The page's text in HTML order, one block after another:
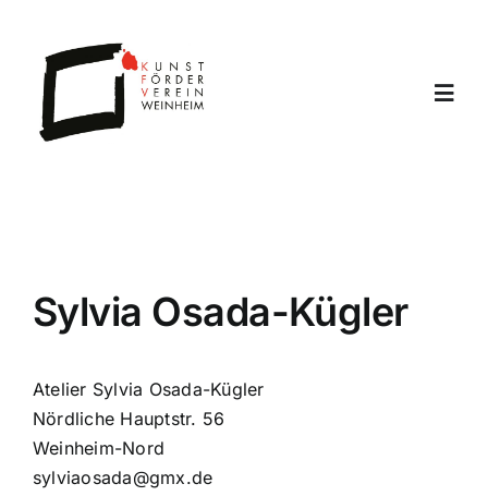
springen
Offene Ateliers
Verein
Jahresprogramm
Sylvia Osada-Kügler
Atelier Sylvia Osada-Kügler
Nördliche Hauptstr. 56
Weinheim-Nord
sylviaosada@gmx.de